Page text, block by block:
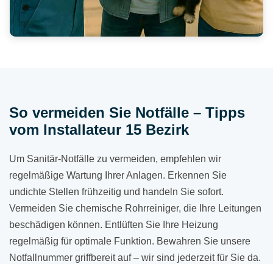
So vermeiden Sie Notfälle – Tipps
vom Installateur 15 Bezirk
Um Sanitär-Notfälle zu vermeiden, empfehlen wir
regelmäßige Wartung Ihrer Anlagen. Erkennen Sie
undichte Stellen frühzeitig und handeln Sie sofort.
Vermeiden Sie chemische Rohrreiniger, die Ihre Leitungen
beschädigen können. Entlüften Sie Ihre Heizung
regelmäßig für optimale Funktion. Bewahren Sie unsere
Notfallnummer griffbereit auf – wir sind jederzeit für Sie da.